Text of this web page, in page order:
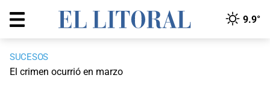
9.9°
SUCESOS
El crimen ocurrió en marzo